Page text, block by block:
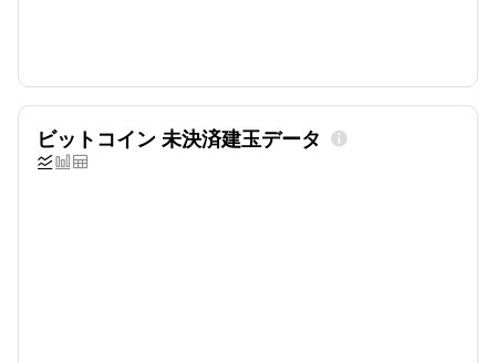
ビットコイン 未決済建玉データ

 